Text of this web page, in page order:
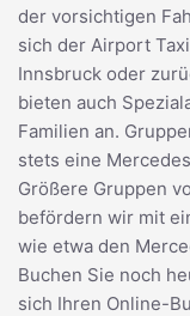
der vorsichtigen
sich der Airport
Innsbruck oder
bieten auch
Familien an.
stets eine
Größere Gruppen
befördern wir mit
wie etwa den
Buchen Sie noch
sich Ihren Online-